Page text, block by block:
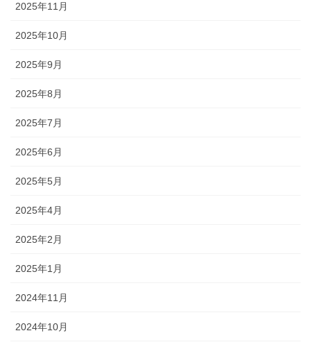
2025年11月
2025年10月
2025年9月
2025年8月
2025年7月
2025年6月
2025年5月
2025年4月
2025年2月
2025年1月
2024年11月
2024年10月